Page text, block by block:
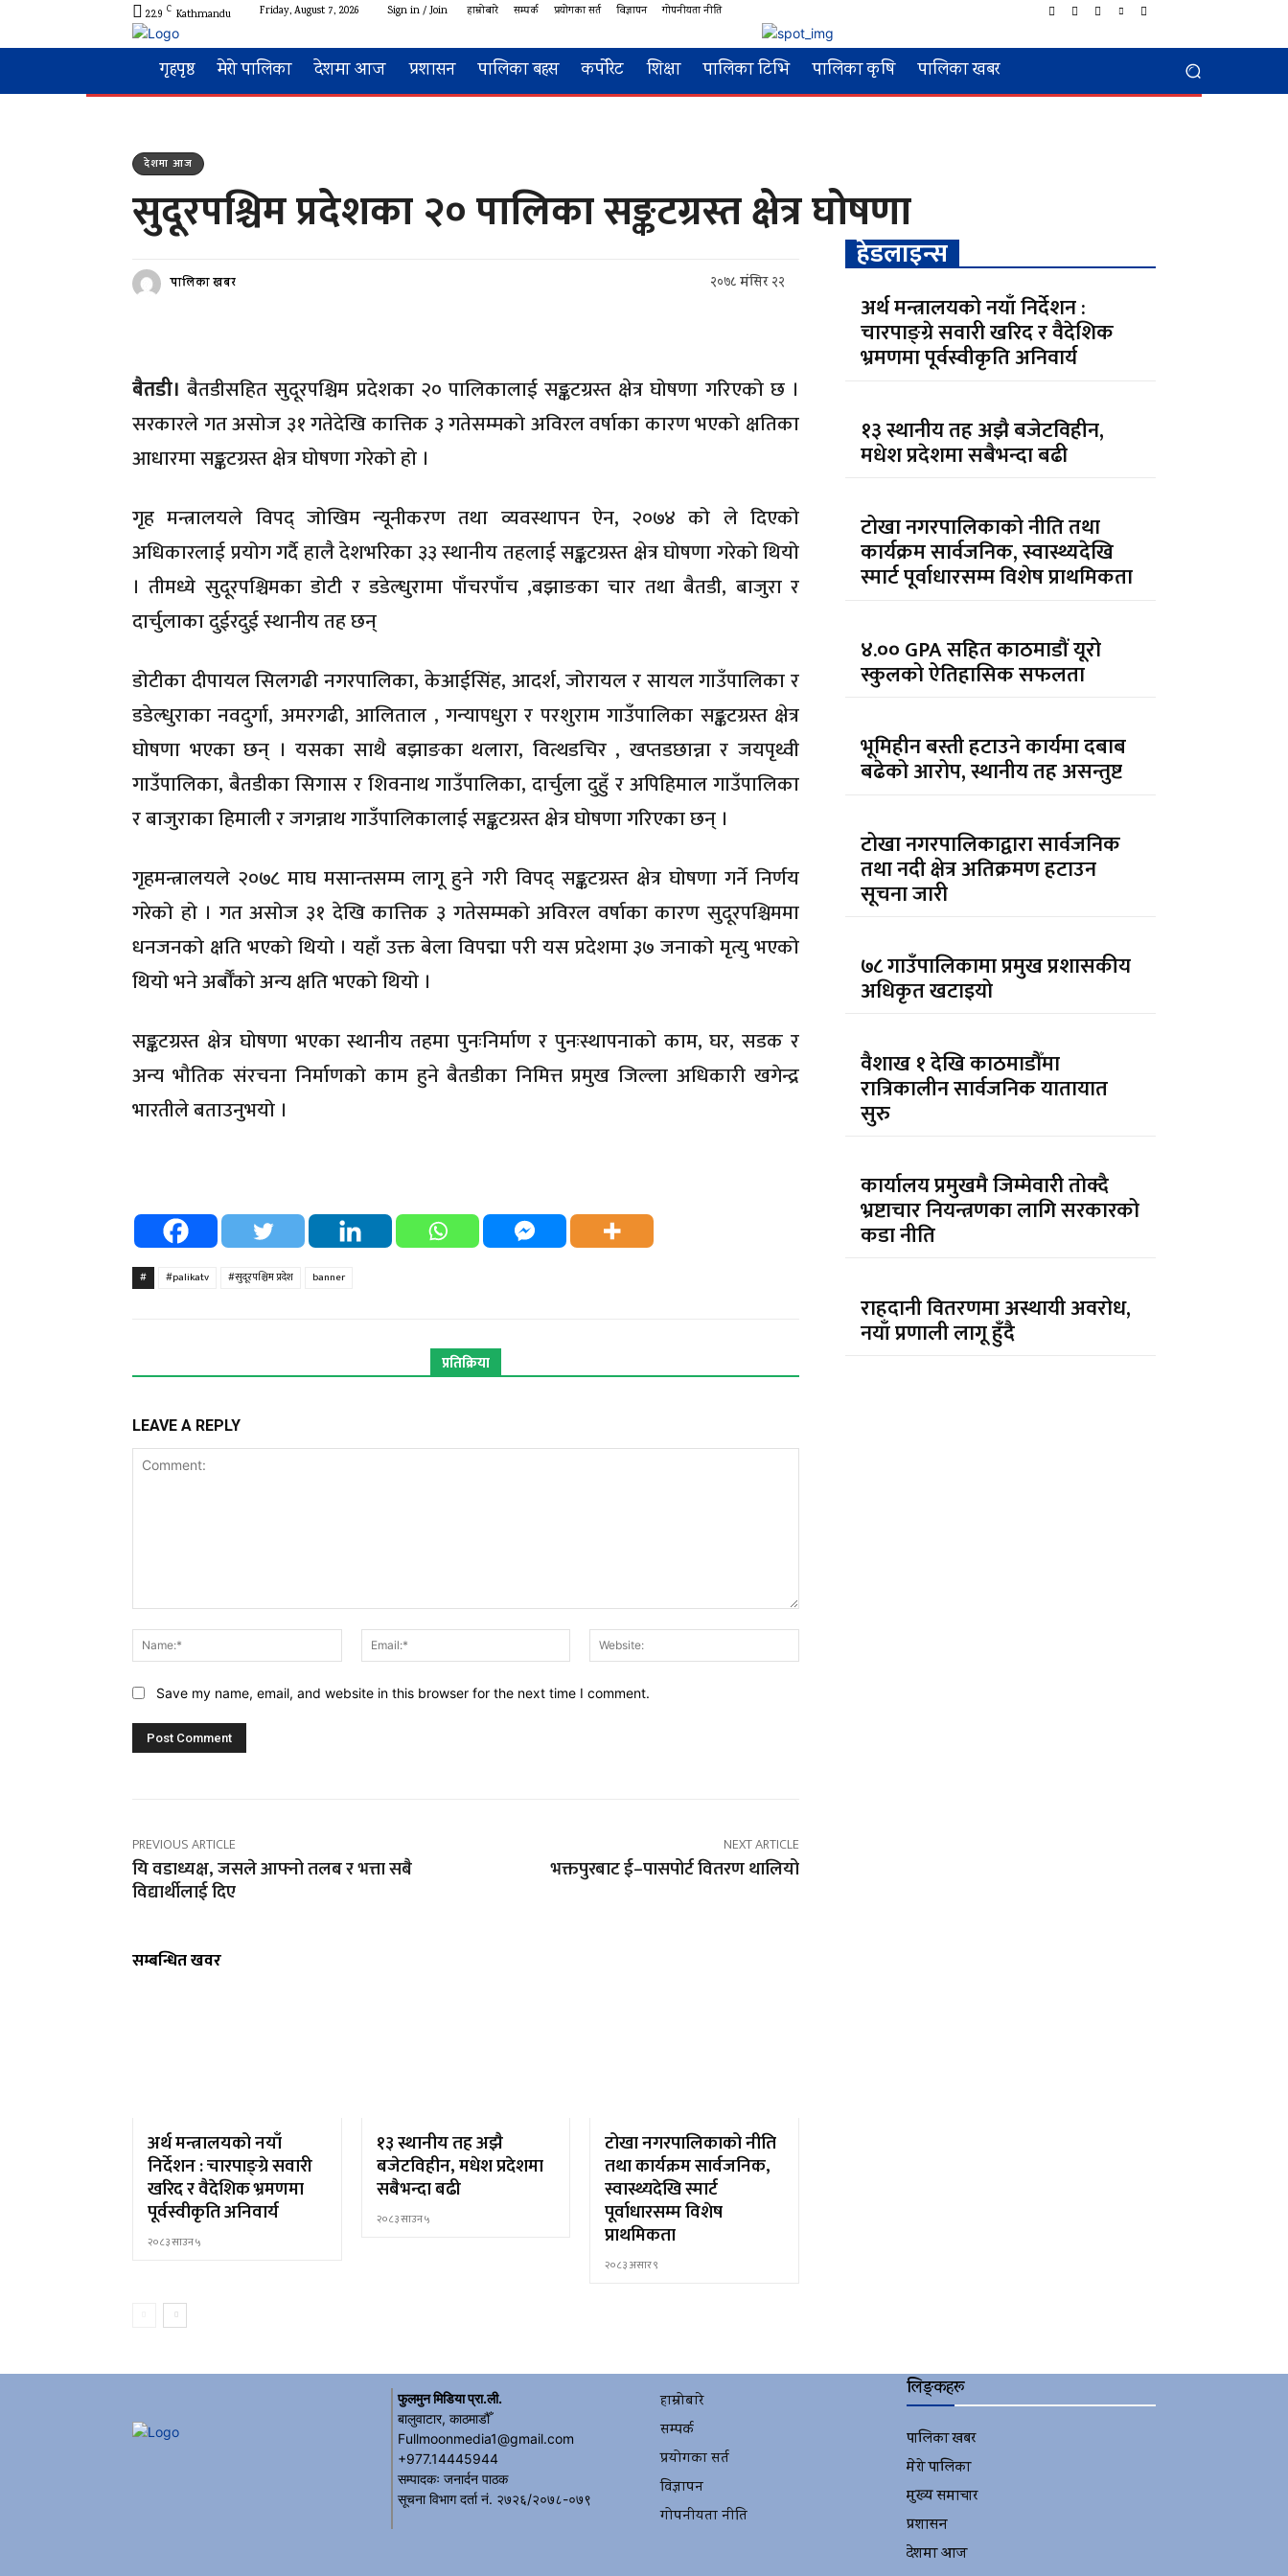
22.9 C Kathmandu Friday, August 7, 2026 Sign in / Join हाम्रोबारे सम्पर्क प्रयोगका सर्त विज्ञापन गोपनीयता नीति
गृहपृष्ठ मेरो पालिका देशमा आज प्रशासन पालिका बहस कर्पोरेट शिक्षा पालिका टिभि पालिका कृषि पालिका खबर
देशमा आज
सुदूरपश्चिम प्रदेशका २० पालिका सङ्कटग्रस्त क्षेत्र घोषणा
पालिका खबर २०७८ मंसिर २२
बैतडी। बैतडीसहित सुदूरपश्चिम प्रदेशका २० पालिकालाई सङ्कटग्रस्त क्षेत्र घोषणा गरिएको छ ।
सरकारले गत असोज ३१ गतेदेखि कात्तिक ३ गतेसम्मको अविरल वर्षाका कारण भएको क्षतिका
आधारमा सङ्कटग्रस्त क्षेत्र घोषणा गरेको हो ।
गृह मन्त्रालयले विपद् जोखिम न्यूनीकरण तथा व्यवस्थापन ऐन, २०७४ को ले दिएको
अधिकारलाई प्रयोग गर्दै हालै देशभरिका ३३ स्थानीय तहलाई सङ्कटग्रस्त क्षेत्र घोषणा गरेको थियो
। तीमध्ये सुदूरपश्चिमका डोटी र डडेल्धुरामा पाँचरपाँच ,बझाङका चार तथा बैतडी, बाजुरा र
दार्चुलाका दुईरदुई स्थानीय तह छन्
डोटीका दीपायल सिलगढी नगरपालिका, केआईसिंह, आदर्श, जोरायल र सायल गाउँपालिका र
डडेल्धुराका नवदुर्गा, अमरगढी, आलिताल , गन्यापधुरा र परशुराम गाउँपालिका सङ्कटग्रस्त क्षेत्र
घोषणा भएका छन् । यसका साथै बझाङका थलारा, वित्थडचिर , खप्तडछान्ना र जयपृथ्वी
गाउँपालिका, बैतडीका सिगास र शिवनाथ गाउँपालिका, दार्चुला दुहुँ र अपिहिमाल गाउँपालिका
र बाजुराका हिमाली र जगन्नाथ गाउँपालिकालाई सङ्कटग्रस्त क्षेत्र घोषणा गरिएका छन् ।
गृहमन्त्रालयले २०७८ माघ मसान्तसम्म लागू हुने गरी विपद् सङ्कटग्रस्त क्षेत्र घोषणा गर्ने निर्णय
गरेको हो । गत असोज ३१ देखि कात्तिक ३ गतेसम्मको अविरल वर्षाका कारण सुदूरपश्चिममा
धनजनको क्षति भएको थियो । यहाँ उक्त बेला विपद्मा परी यस प्रदेशमा ३७ जनाको मृत्यु भएको
थियो भने अर्बौँको अन्य क्षति भएको थियो ।
सङ्कटग्रस्त क्षेत्र घोषणा भएका स्थानीय तहमा पुनःनिर्माण र पुनःस्थापनाको काम, घर, सडक र
अन्य भौतिक संरचना निर्माणको काम हुने बैतडीका निमित्त प्रमुख जिल्ला अधिकारी खगेन्द्र
भारतीले बताउनुभयो ।
# #palikatv #सुदूरपश्चिम प्रदेश banner
प्रतिक्रिया
LEAVE A REPLY
Name:*
Email:*
Save my name, email, and website in this browser for the next time I comment.
PREVIOUS ARTICLE
यि वडाध्यक्ष, जसले आफ्नो तलब र भत्ता सबै
विद्यार्थीलाई दिए
NEXT ARTICLE
भक्तपुरबाट ई–पासपोर्ट वितरण थालियो
सम्बन्धित खवर
अर्थ मन्त्रालयको नयाँ
निर्देशन : चारपाङ्ग्रे सवारी
खरिद र वैदेशिक भ्रमणमा
पूर्वस्वीकृति अनिवार्य
२०८३ साउन ५
१३ स्थानीय तह अझै
बजेटविहीन, मधेश प्रदेशमा
सबैभन्दा बढी
२०८३ साउन ५
टोखा नगरपालिकाको नीति
तथा कार्यक्रम सार्वजनिक,
स्वास्थ्यदेखि स्मार्ट
पूर्वाधारसम्म विशेष
प्राथमिकता
२०८३ असार ९
हेडलाइन्स
अर्थ मन्त्रालयको नयाँ निर्देशन :
चारपाङ्ग्रे सवारी खरिद र वैदेशिक
भ्रमणमा पूर्वस्वीकृति अनिवार्य
१३ स्थानीय तह अझै बजेटविहीन,
मधेश प्रदेशमा सबैभन्दा बढी
टोखा नगरपालिकाको नीति तथा
कार्यक्रम सार्वजनिक, स्वास्थ्यदेखि
स्मार्ट पूर्वाधारसम्म विशेष प्राथमिकता
४.०० GPA सहित काठमाडौं यूरो
स्कुलको ऐतिहासिक सफलता
भूमिहीन बस्ती हटाउने कार्यमा दबाब
बढेको आरोप, स्थानीय तह असन्तुष्ट
टोखा नगरपालिकाद्वारा सार्वजनिक
तथा नदी क्षेत्र अतिक्रमण हटाउन
सूचना जारी
७८ गाउँपालिकामा प्रमुख प्रशासकीय
अधिकृत खटाइयो
वैशाख १ देखि काठमाडौँमा
रात्रिकालीन सार्वजनिक यातायात
सुरु
कार्यालय प्रमुखमै जिम्मेवारी तोक्दै
भ्रष्टाचार नियन्त्रणका लागि सरकारको
कडा नीति
राहदानी वितरणमा अस्थायी अवरोध,
नयाँ प्रणाली लागू हुँदै
फुलमुन मिडिया प्रा.ली.
बालुवाटार, काठमाडौँ
Fullmoonmedia1@gmail.com
+977.14445944
सम्पादकः जनार्दन पाठक
सूचना विभाग दर्ता नं. २७२६/२०७८-०७९
हाम्रोबारे
सम्पर्क
प्रयोगका सर्त
विज्ञापन
गोपनीयता नीति
लिङ्कहरू
पालिका खबर
मेरो पालिका
मुख्य समाचार
प्रशासन
देशमा आज